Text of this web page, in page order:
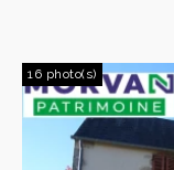
16 photo(s)